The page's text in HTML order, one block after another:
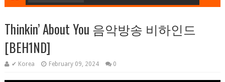
Thinkin’ About You 음악방송 비하인드
[BEH1ND]
✔ Korea February 09, 2024 0